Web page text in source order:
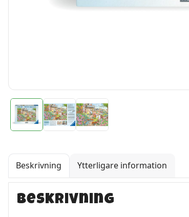
Beskrivning Ytterligare information
Beskrivning